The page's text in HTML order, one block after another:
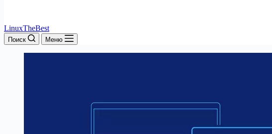
LinuxTheBest
Поиск Меню